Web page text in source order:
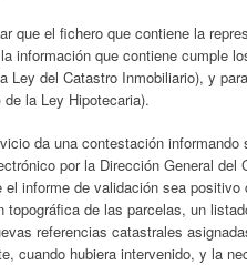
que el fichero que contiene la
información que contiene cumple
Ley del Catastro Inmobiliario), y
la Ley Hipotecaria).
da una contestación
por la Dirección General del
informe de validación sea
topográfica de las parcelas, un
referencias catastrales
cuando hubiera intervenido, y la